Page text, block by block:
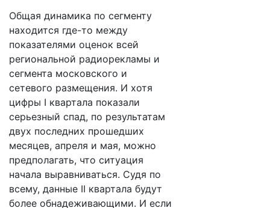
Общая динамика по сегменту
находится где-то между
показателями оценок всей
региональной радиорекламы и
сегмента московского и
сетевого размещения. И хотя
цифры I квартала показали
серьезный спад, по результатам
двух последних прошедших
месяцев, апреля и мая, можно
предполагать, что ситуация
начала выравниваться. Судя по
всему, данные II квартала будут
более обнадеживающими. И если